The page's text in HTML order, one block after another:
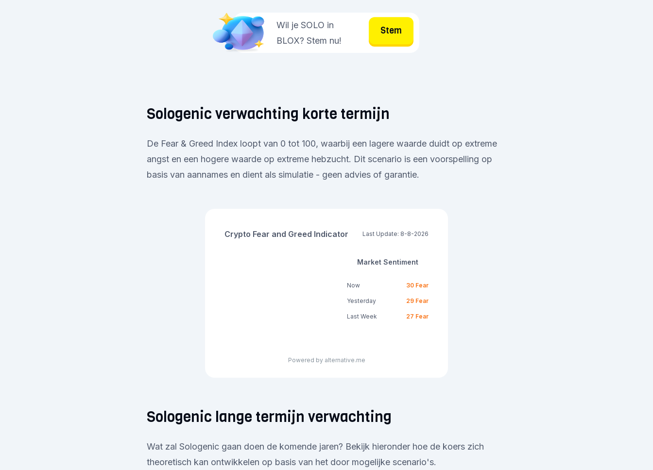
Wil je SOLO in
BLOX? Stem nu!
Stem
Sologenic verwachting korte termijn
De Fear & Greed Index loopt van 0 tot 100, waarbij een lagere waarde duidt op extreme
angst en een hogere waarde op extreme hebzucht. Dit scenario is een voorspelling op
basis van aannames en dient als simulatie - geen advies of garantie.
Crypto Fear and Greed Indicator Last Update: 8-8-2026
Market Sentiment
Now 30 Fear
Yesterday 29 Fear
Last Week 27 Fear
Powered by alternative.me
Sologenic lange termijn verwachting
Wat zal Sologenic gaan doen de komende jaren? Bekijk hieronder hoe de koers zich
theoretisch kan ontwikkelen op basis van het door mogelijke scenario's.